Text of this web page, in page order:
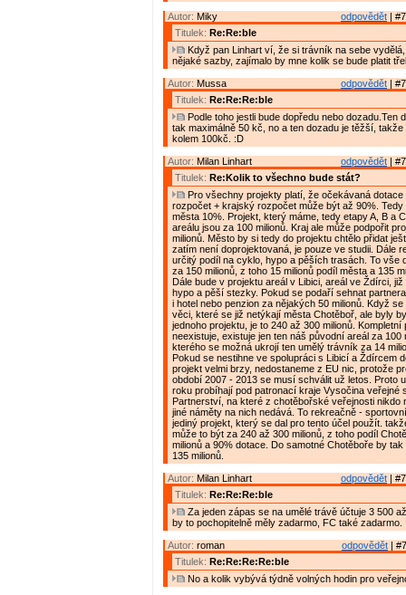
odpovědět |
Autor: Miky
Titulek: Re:Re:ble
Když pan Linhart ví, že si trávník na sebe
nějaké sazby, zajímalo by mne kolik se bude platit
odpovědět |
Autor: Mussa
Titulek: Re:Re:Re:ble
Podle toho jestli bude dopředu nebo dozadu.Ten
tak maximálně 50 kč, no a ten dozadu je těžší, takže
kolem 100kč. :D
odpovědět |
Autor: Milan Linhart
Titulek: Re:Kolik to všechno bude stát?
Pro všechny projekty platí, že očekávaná dotace
rozpočet + krajský rozpočet může být až 90%. Tedy
města 10%. Projekt, který máme, tedy etapy A, B a
areálu jsou za 100 milionů. Kraj ale může podpořit
milionů. Město by si tedy do projektu chtělo přidat
zatím není doprojektovaná, je pouze ve studii. Dále
určitý podíl na cyklo, hypo a pěších trasách. To vše
za 150 milionů, z toho 15 milionů podíl města a 135
Dále bude v projektu areál v Libici, areál ve Ždírci,
hypo a pěší stezky. Pokud se podaří sehnat
i hotel nebo penzion za nějakých 50 milionů. Když
věci, které se již netýkají města Chotěboř, ale byly
jednoho projektu, je to 240 až 300 milionů. Kompletní
neexistuje, existuje jen ten náš původní areál za 100
kterého se možná ukrojí ten umělý trávník za 14
Pokud se nestihne ve spolupráci s Libicí a Ždírcem
projekt velmi brzy, nedostaneme z EU nic, protože
období 2007 - 2013 se musí schválit už letos. Proto
roku probíhají pod patronací kraje Vysočina veřejné
Partnerství, na které z chotěbořské veřejnosti nikdo
jiné náměty na nich nedává. To rekreačně -
jediný projekt, který se dal pro tento účel použít.
může to být za 240 až 300 milionů, z toho podíl
milionů a 90% dotace. Do samotné Chotěboře by
135 milionů.
odpovědět |
Autor: Milan Linhart
Titulek: Re:Re:Re:ble
Za jeden zápas se na umělé trávě účtuje 3 500
by to pochopitelně měly zadarmo, FC také zadarmo.
odpovědět |
Autor: roman
Titulek: Re:Re:Re:Re:ble
No a kolik vybývá týdně volných hodin pro